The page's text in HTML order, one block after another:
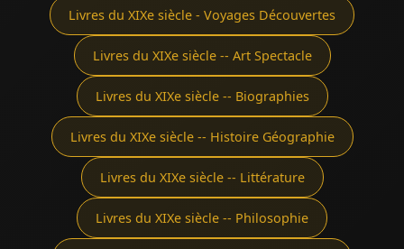
Livres du XIXe siècle - Voyages Découvertes
Livres du XIXe siècle -- Art Spectacle
Livres du XIXe siècle -- Biographies
Livres du XIXe siècle -- Histoire Géographie
Livres du XIXe siècle -- Littérature
Livres du XIXe siècle -- Philosophie